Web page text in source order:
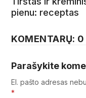
pienu: receptas
KOMENTARŲ: 0
Parašykite
El. pašto adresas
*